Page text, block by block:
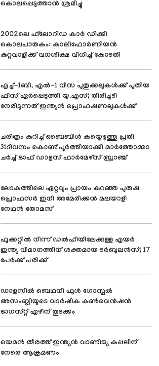
കൊലപ്പെടുത്താന്‍ ശ്രമിച്ചു
2002ലെ ഫ്‌ലോറിഡ കാര്‍ ഡിക്കി
കൊലപാതകം: കാലിഫോര്‍ണിയന്‍
കുറ്റവാളിക്ക് വധശിക്ഷ വിധിച്ച് കോടതി
എച്ച്-1ബി, എല്‍-1 വിസ പുതുക്കലുകള്‍ക്ക് പുതിയ
ഫീസ് ഏര്‍പ്പെടുത്തി യു.എസ്; തിരിച്ചടി
നേരിടുന്നത് ഇന്ത്യന്‍ പ്രൊഫഷണലുകള്‍ക്ക്
ചരിത്രം കുറിച്ച് ബൈബിള്‍ കയ്യെഴുത്തു പ്രതി
31ദിവസം കൊണ്ട് പൂര്‍ത്തിയാക്കി മാര്‍ത്തോമ്മാ
ചര്‍ച്ച് ഓഫ് ഡാളസ് ഫാര്‍മേഴ്സ് ബ്രാഞ്ച്
ലോകത്തിലെ ഏറ്റവും പ്രായം കുറഞ്ഞ പുരുഷ
പ്രൊഫസര്‍ ഇനി അമേരിക്കന്‍ മലയാളി
നേഥന്‍ തോമസ്
ഫുക്കറ്റില്‍ നിന്ന് ഡല്‍ഹിയിലേക്കുള്ള എയര്‍
ഇന്ത്യ വിമാനത്തിന് ശക്തമായ ടര്‍ബുലന്‍സ്; 17
പേര്‍ക്ക് പരിക്ക്
ഡാളസില്‍ ബെഥനി ഫുള്‍ ഗോസ്പല്‍
അസംബ്ലിയുടെ വാര്‍ഷിക കണ്‍വെന്‍ഷന്‍
ഓഗസ്റ്റ് ഏഴിന് തുടക്കം
യെമന്‍ തീരത്ത് ഇന്ത്യന്‍ വാണിജ്യ കപ്പലിന്
നേരെ ആക്രമണം